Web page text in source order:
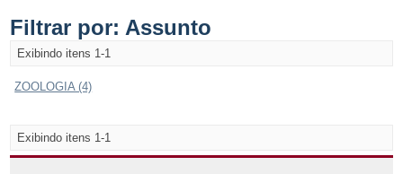
Filtrar por: Assunto
Exibindo itens 1-1
ZOOLOGIA (4)
Exibindo itens 1-1